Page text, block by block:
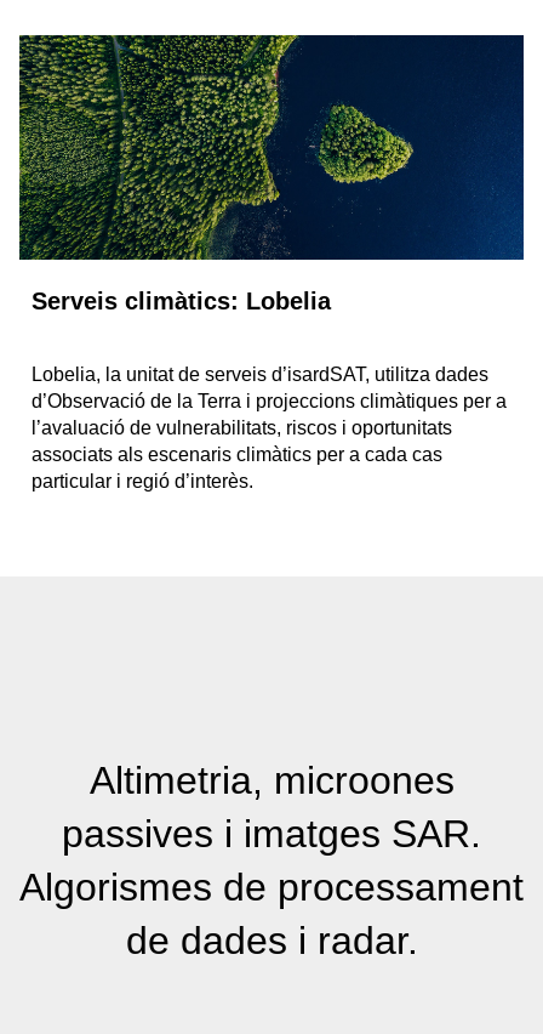
Serveis climàtics: Lobelia
Lobelia, la unitat de serveis d’isardSAT, utilitza dades
d’Observació de la Terra i projeccions climàtiques per a
l’avaluació de vulnerabilitats, riscos i oportunitats
associats als escenaris climàtics per a cada cas
particular i regió d’interès.
Altimetria, microones
passives i imatges SAR.
Algorismes de processament
de dades i radar.